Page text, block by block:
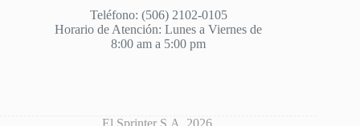
Teléfono: (506) 2102-0105
Horario de Atención: Lunes a Viernes de
8:00 am a 5:00 pm